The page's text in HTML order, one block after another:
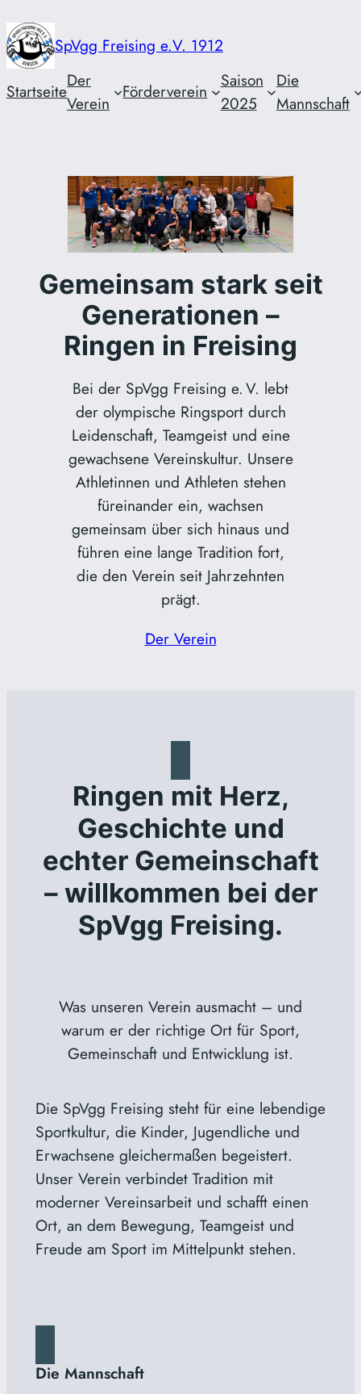
Zum
Inhalt
springen
SpVgg Freising e.V. 1912
Startseite
Der
Verein
Förderverein
Saison
2025
Die
Mannschaft
Gemeinsam stark seit
Generationen –
Ringen in Freising
Bei der SpVgg Freising e. V. lebt
der olympische Ringsport durch
Leidenschaft, Teamgeist und eine
gewachsene Vereinskultur. Unsere
Athletinnen und Athleten stehen
füreinander ein, wachsen
gemeinsam über sich hinaus und
führen eine lange Tradition fort,
die den Verein seit Jahrzehnten
prägt.
Der Verein
Ringen mit Herz,
Geschichte und
echter Gemeinschaft
– willkommen bei der
SpVgg Freising.
Was unseren Verein ausmacht – und
warum er der richtige Ort für Sport,
Gemeinschaft und Entwicklung ist.
Die SpVgg Freising steht für eine lebendige
Sportkultur, die Kinder, Jugendliche und
Erwachsene gleichermaßen begeistert.
Unser Verein verbindet Tradition mit
moderner Vereinsarbeit und schafft einen
Ort, an dem Bewegung, Teamgeist und
Freude am Sport im Mittelpunkt stehen.
Die Mannschaft